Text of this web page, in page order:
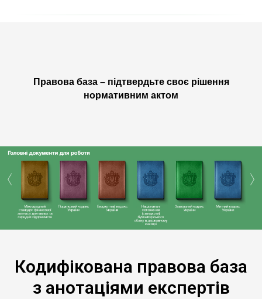
Правова база – підтвердьте своє рішення
нормативним актом
Кодифікована правова база
з анотаціями експертів